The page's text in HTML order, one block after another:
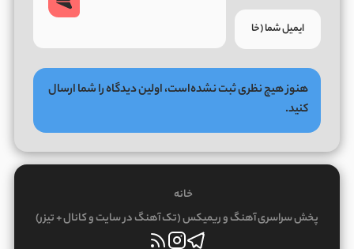
هنوز هیچ نظری ثبت نشده‌است، اولین دیدگاه را شما ارسال
کنید.
خانه
پخش سراسری آهنگ و ریمیکس (تک آهنگ در سایت و کانال + تیزر)